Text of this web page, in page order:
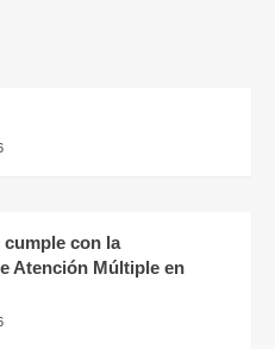
con la
Atención Múltiple en